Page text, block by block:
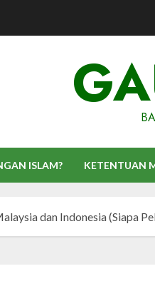
ISLAM? KETENTUAN
dan Indonesia (Siapa